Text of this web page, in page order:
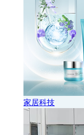
家居科技